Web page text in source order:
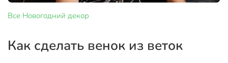
Все Новогодний декор
Как сделать венок из веток